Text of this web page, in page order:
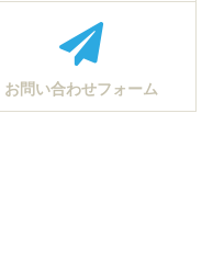
お問い合わせフォーム